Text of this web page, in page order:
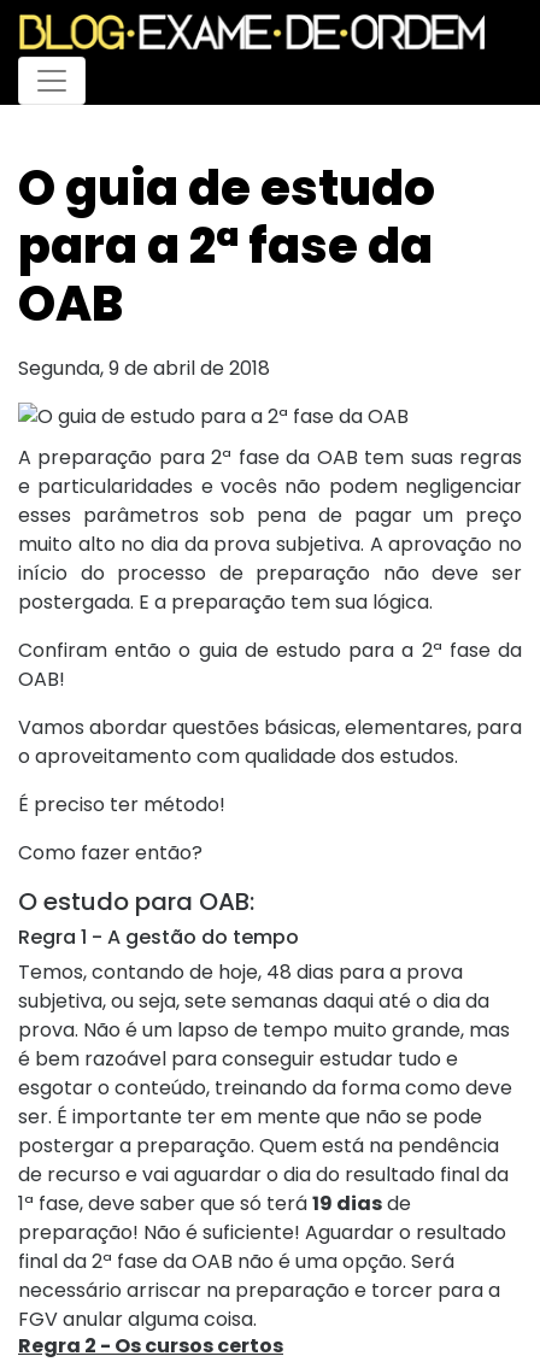
Menu
O guia de estudo
para a 2ª fase da
OAB
Segunda, 9 de abril de 2018
A preparação para 2ª fase da OAB tem suas regras
e particularidades e vocês não podem negligenciar
esses parâmetros sob pena de pagar um preço
muito alto no dia da prova subjetiva. A aprovação no
início do processo de preparação não deve ser
postergada. E a preparação tem sua lógica.
Confiram então o guia de estudo para a 2ª fase da
OAB!
Vamos abordar questões básicas, elementares, para
o aproveitamento com qualidade dos estudos.
É preciso ter método!
Como fazer então?
O estudo para OAB:
Regra 1 - A gestão do tempo
Temos, contando de hoje, 48 dias para a prova
subjetiva, ou seja, sete semanas daqui até o dia da
prova. Não é um lapso de tempo muito grande, mas
é bem razoável para conseguir estudar tudo e
esgotar o conteúdo, treinando da forma como deve
ser. É importante ter em mente que não se pode
postergar a preparação. Quem está na pendência
de recurso e vai aguardar o dia do resultado final da
1ª fase, deve saber que só terá19 diasde
preparação! Não é suficiente! Aguardar o resultado
final da 2ª fase da OAB não é uma opção. Será
necessário arriscar na preparação e torcer para a
FGV anular alguma coisa.
Regra 2 - Os cursos certos